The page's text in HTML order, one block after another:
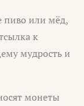
пиво или мёд,
к
мудрость и
монеты